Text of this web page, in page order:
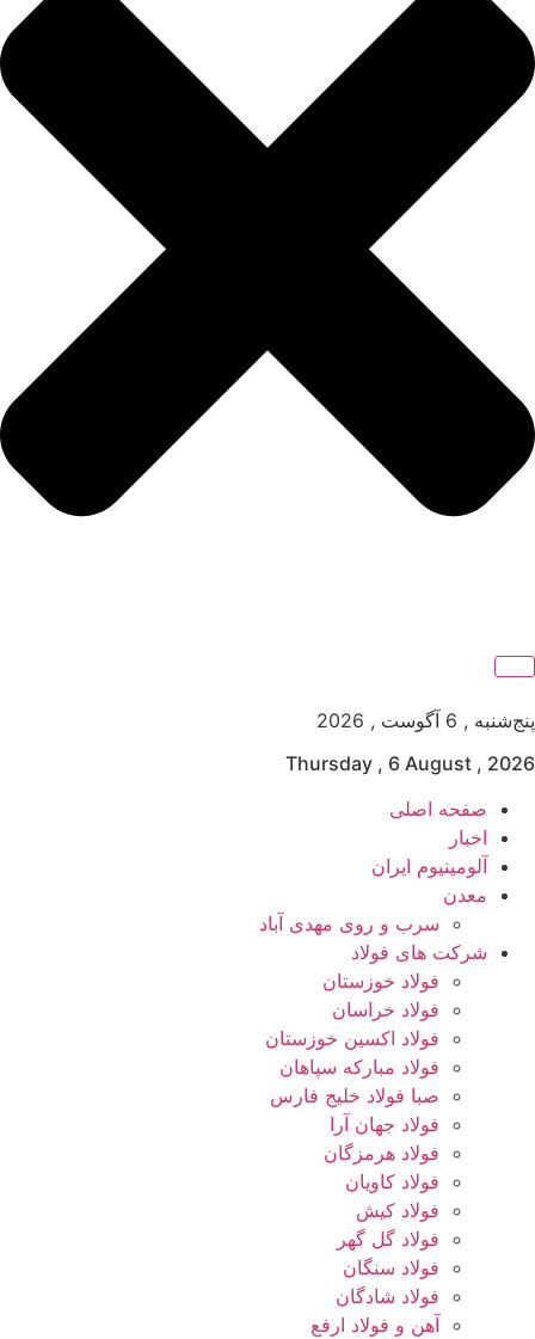
پنج‌شنبه , 6 آگوست , 2026
Thursday , 6 August , 2026
صفحه اصلی
اخبار
آلومینیوم ایران
معدن
سرب و روی مهدی آباد
شرکت های فولاد
فولاد خوزستان
فولاد خراسان
فولاد اکسین خوزستان
فولاد مبارکه سپاهان
صبا فولاد خلیج فارس
فولاد جهان آرا
فولاد هرمزگان
فولاد کاویان
فولاد کیش
فولاد گل گهر
فولاد سنگان
فولاد شادگان
آهن و فولاد ارفع